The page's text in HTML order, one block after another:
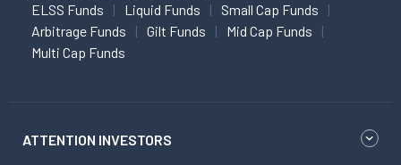
ELSS Funds Liquid Funds
Small Cap Funds
Arbitrage Funds
Gilt Funds
Mid Cap Funds
Multi Cap Funds
ATTENTION INVESTORS